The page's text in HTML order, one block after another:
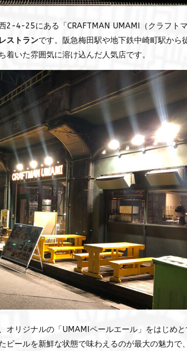
2-4-25にある「CRAFTMAN UMAMI（クラフトマ
ストランです。阪急梅田駅や地下鉄中崎町駅から
着いた雰囲気に溶け込んだ人気店です。
オリジナルの「UMAMIペールエール」をはじめと
ビールを新鮮な状態で味わえるのが最大の魅力で